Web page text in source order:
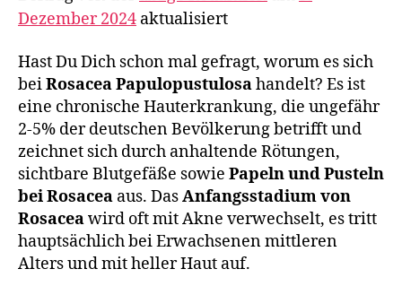
Dezember 2024 aktualisiert
Hast Du Dich schon mal gefragt, worum es sich
beiRosacea Papulopustulosahandelt? Es ist
eine chronische Hauterkrankung, die ungefähr
2-5% der deutschen Bevölkerung betrifft und
zeichnet sich durch anhaltende Rötungen,
sichtbare Blutgefäße sowie Papeln und Pusteln
bei Rosacea aus. DasAnfangsstadium von
Rosaceawird oft mit Akne verwechselt, es tritt
hauptsächlich bei Erwachsenen mittleren
Alters und mit heller Haut auf.